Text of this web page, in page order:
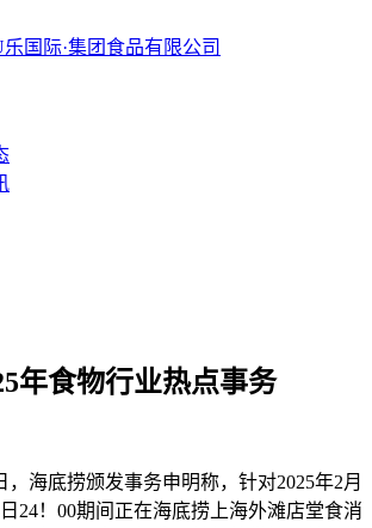
年食物行业热点事务
海底捞颁发事务申明称，针对2025年2月
24！00期间正在海底捞上海外滩店堂食消